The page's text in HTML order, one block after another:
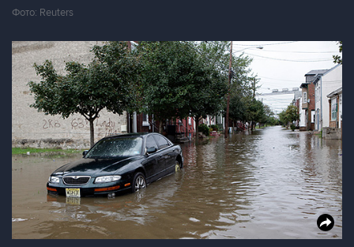
Фото: Reuters